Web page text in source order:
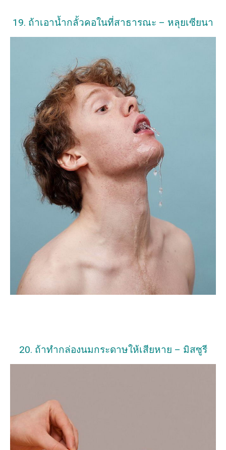
19. ถ้าเอาน้ำกลั้วคอในที่สาธารณะ – หลุยเซียนา
20. ถ้าทำกล่องนมกระดาษให้เสียหาย – มิสซูรี